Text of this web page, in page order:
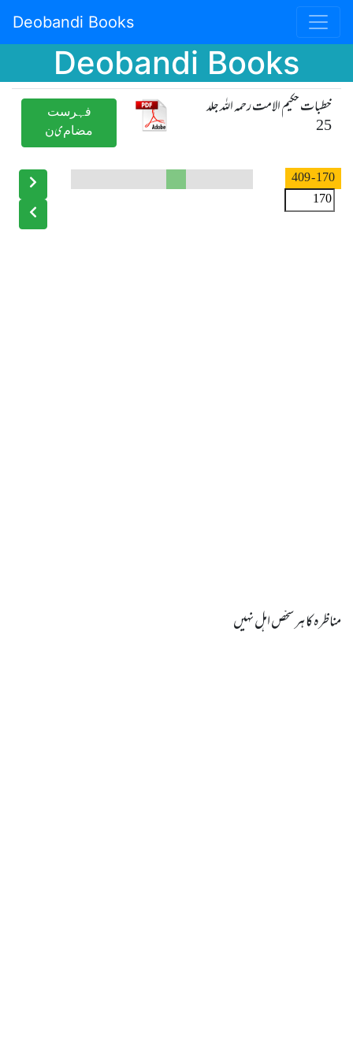
Deobandi Books
Deobandi Books
خطبات حکیم الامت رحمہ اللہ جلد
25
ﻓﮩﺮﺳﺖ
ﻣﻀﺎﻡیﻥ
170
- 409
مناظرہ کا ہر شخص اہل نہیں